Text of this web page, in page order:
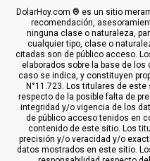
DolarHoy.com ® es un sitio
recomendación,
ninguna clase o naturaleza,
cualquier tipo, clase o
citadas son de público acceso.
elaborados sobre la base de
caso se indica, y constituyen
N°11.723. Los titulares de
respecto de la posible falta de
integridad y/o vigencia de los
de público acceso tenidos en
contenido de este sitio. Los
precisión y/o veracidad y/o
datos mostrados en este sitio.